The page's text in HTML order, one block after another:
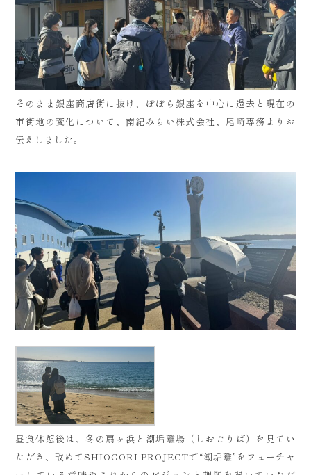
そのまま銀座商店街に抜け、ぽぽら銀座を中心に過去と現在の
市街地の変化について、南紀みらい株式会社、尾崎専務よりお
伝えしました。
昼食休憩後は、冬の扇ヶ浜と潮垢離場（しおごりば）を見てい
ただき、改めてSHIOGORI PROJECTで“潮垢離”をフューチャ